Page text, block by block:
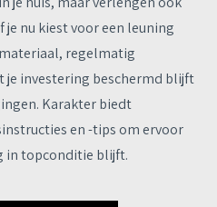
je nu kiest voor een leuning
regelmatig
investering beschermd blijft
Karakter biedt
en -tips om ervoor
in topconditie blijft.